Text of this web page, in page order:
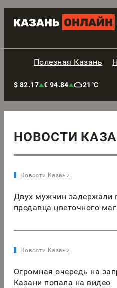
Полезная Казань
$ 82.17 € 94.84 21°C
НОВОСТИ
Новости Казани
Двух мужчин задержали
продавца цветочного
Новости Казани
Огромная очередь на
Казани попала на видео